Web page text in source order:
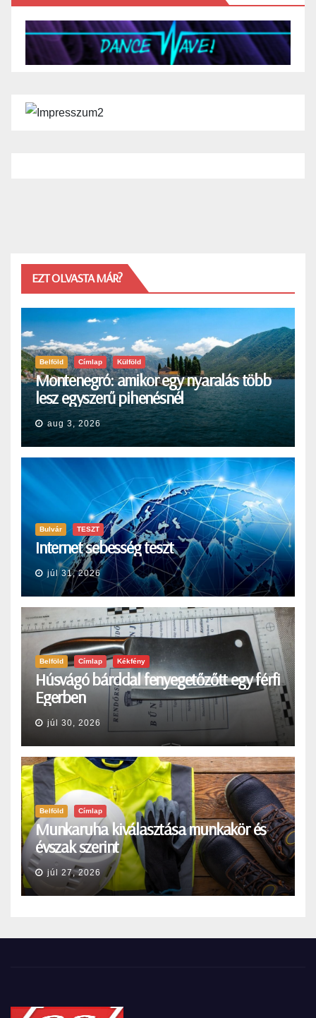
EZT OLVASTA MÁR?
Belföld Címlap Külföld
Montenegró: amikor egy nyaralás több
lesz egyszerű pihenésnél
aug 3, 2026
Bulvár TESZT
Internet sebesség teszt
júl 31, 2026
Belföld Címlap Kékfény
Húsvágó bárddal fenyegetőzőtt egy férfi
Egerben
júl 30, 2026
Belföld Címlap
Munkaruha kiválasztása munkakör és
évszak szerint
júl 27, 2026